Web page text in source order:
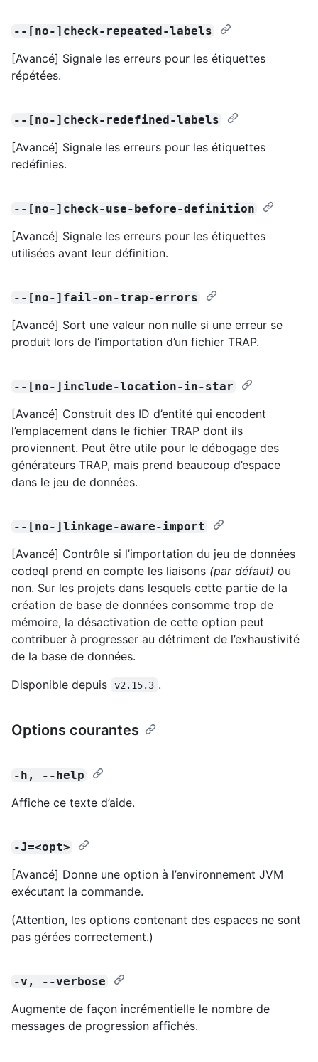
--[no-]check-repeated-labels
[Avancé] Signale les erreurs pour les étiquettes
répétées.
--[no-]check-redefined-labels
[Avancé] Signale les erreurs pour les étiquettes
redéfinies.
--[no-]check-use-before-definition
[Avancé] Signale les erreurs pour les étiquettes
utilisées avant leur définition.
--[no-]fail-on-trap-errors
[Avancé] Sort une valeur non nulle si une erreur se
produit lors de l’importation d’un fichier TRAP.
--[no-]include-location-in-star
[Avancé] Construit des ID d’entité qui encodent
l’emplacement dans le fichier TRAP dont ils
proviennent. Peut être utile pour le débogage des
générateurs TRAP, mais prend beaucoup d’espace
dans le jeu de données.
--[no-]linkage-aware-import
[Avancé] Contrôle si l’importation du jeu de données
codeql prend en compte les liaisons (par défaut) ou
non. Sur les projets dans lesquels cette partie de la
création de base de données consomme trop de
mémoire, la désactivation de cette option peut
contribuer à progresser au détriment de l’exhaustivité
de la base de données.
Disponible depuis
v2.15.3 .
Options courantes
-h, --help
Affiche ce texte d’aide.
-J=<opt>
[Avancé] Donne une option à l’environnement JVM
exécutant la commande.
(Attention, les options contenant des espaces ne sont
pas gérées correctement.)
-v, --verbose
Augmente de façon incrémentielle le nombre de
messages de progression affichés.